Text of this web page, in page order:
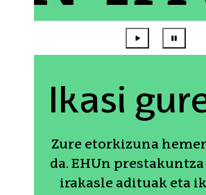
Ikasi
Zure etorkizuna
da. EHUn
irakasle adituak eta